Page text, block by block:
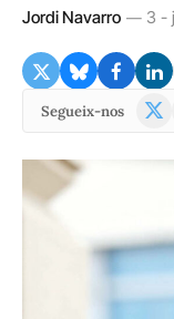
Jordi Navarro 3 -
Segueix-nos
X